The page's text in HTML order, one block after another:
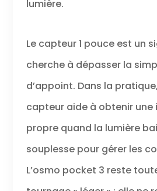
de
en
ou
lumière.
Le capteur 1 pouce est un
cherche à dépasser la
d’appoint. Dans la
capteur aide à obtenir une
propre quand la lumière
souplesse pour gérer les
L’osmo pocket 3 reste